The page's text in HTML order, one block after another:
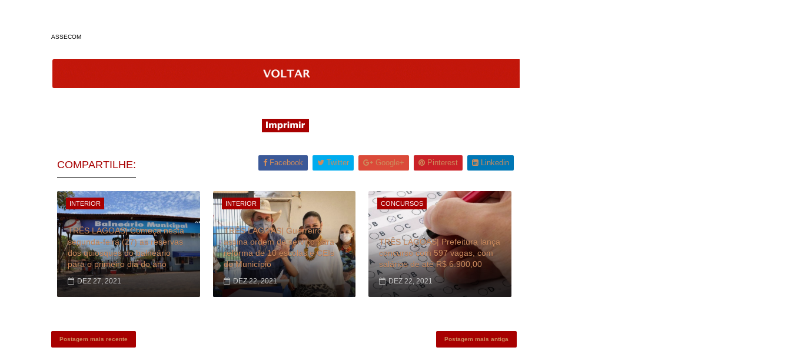
ASSECOM
COMPARTILHE: Facebook Twitter Google+ Pinterest Linkedin
INTERIOR
TRÊS LAGOAS| Começa nesta
segunda-feira (27) as reservas
dos quiosques do balneário
para o primeiro dia do ano
DEZ 27, 2021
INTERIOR
TRÊS LAGOAS| Guerreiro
assina ordem de serviço para
reforma de 10 escolas e CEIs
do Município
DEZ 22, 2021
CONCURSOS
TRÊS LAGOAS| Prefeitura lança
concurso com 597 vagas, com
salários de até R$ 6.900,00
DEZ 22, 2021
Postagem mais recente Postagem mais antiga